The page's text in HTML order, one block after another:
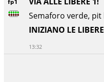
Semaforo verde, pit
INIZIANO LE
13:32